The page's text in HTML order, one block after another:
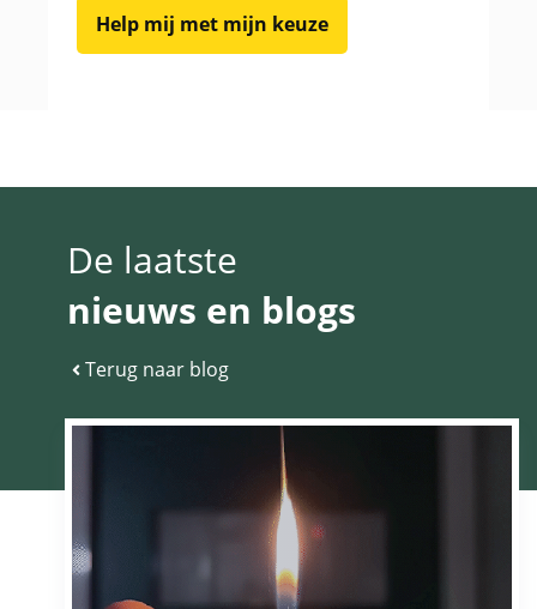
Help mij met mijn keuze
De laatste
nieuws en blogs
Terug naar blog